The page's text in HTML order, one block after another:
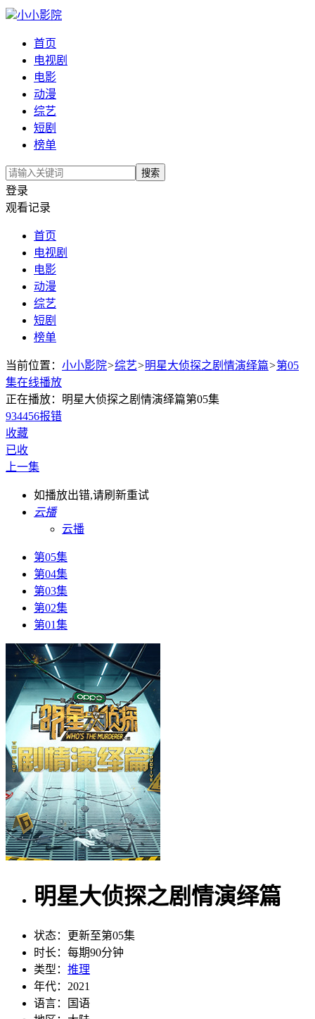
小小影院
首页
电视剧
电影
动漫
综艺
短剧
榜单
搜索
登录
观看记录
首页
电视剧
电影
动漫
综艺
短剧
榜单
当前位置： 小小影院>综艺>明星大侦探之剧情演绎篇>第05
集在线播放
正在播放：明星大侦探之剧情演绎篇第05集
934456报错
收藏
已收
上一集
如播放出错,请刷新重试
云播
云播
第05集
第04集
第03集
第02集
第01集
明星大侦探之剧情演绎篇
状态：
更新至第05集
时长： 每期90分钟
类型： 推理
年代： 2021
语言：
国语